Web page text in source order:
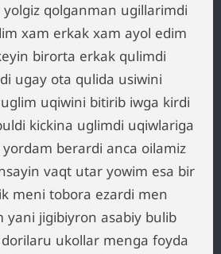
qolganman ugillarimdi
xam erkak xam ayol edim
birorta erkak qulimdi
ugay ota qulida usiwini
uqiwini bitirib iwga kirdi
kickina uglimdi uqiwlariga
berardi anca oilamiz
vaqt utar yowim esa bir
meni tobora ezardi men
yani jigibiyron asabiy bulib
ukollar menga foyda